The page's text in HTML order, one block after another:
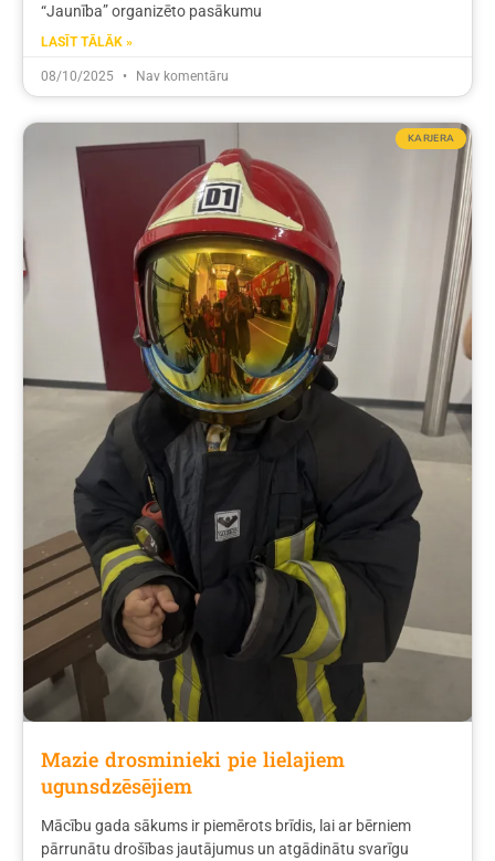
“Jaunība” organizēto pasākumu
LASĪT TĀLĀK »
08/10/2025 Nav komentāru
KARJERA
Mazie drosminieki pie lielajiem
ugunsdzēsējiem
Mācību gada sākums ir piemērots brīdis, lai ar bērniem
pārrunātu drošības jautājumus un atgādinātu svarīgu